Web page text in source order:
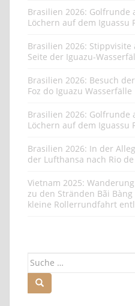
Brasilien 2026:
Löchern auf dem Iguassu
Brasilien 2026:
Seite der Iguazu-
Brasilien 2026: Besuch
Foz do Iguazu Wasserfälle
Brasilien 2026: Golfrunde
Löchern auf dem Iguassu
Brasilien 2026: In der
der Lufthansa nach Rio
Vietnam 2025:
zu den Stränden Bãi
kleine Rollerrundfahrt